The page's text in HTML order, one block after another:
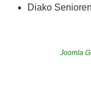
Diako
Joomla